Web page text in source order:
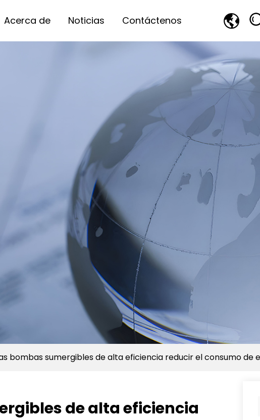
Acerca de Noticias Contáctenos
bombas sumergibles de alta eficiencia reducir el consumo de
de alta eficiencia